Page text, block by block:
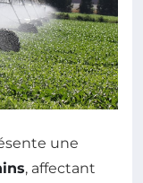
une
, affectant